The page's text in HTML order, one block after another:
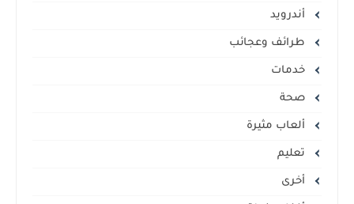
أندرويد
طرائف وعجائب
خدمات
صحة
ألعاب مثيرة
تعليم
أخرى